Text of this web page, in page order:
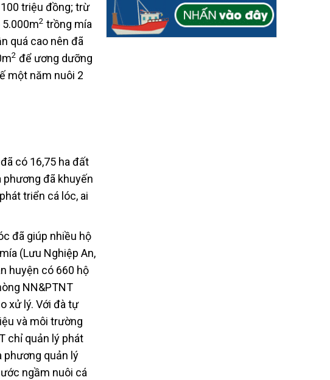
triệu đồng; trừ
5.000m2 trồng mía
quá cao nên đã
2 để ương dưỡng
một năm nuôi 2
có 16,75 ha đất
phương đã khuyến
triển cá lóc, ai
đã giúp nhiều hộ
(Lưu Nghiệp An,
huyện có 660 hộ
NN&PTNT
xử lý. Với đà tự
và môi trường
chỉ quản lý phát
phương quản lý
ngầm nuôi cá